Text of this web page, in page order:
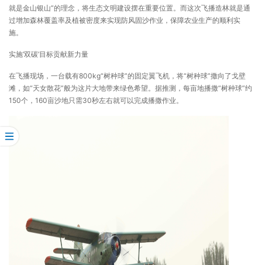
就是金山银山”的理念，将生态文明建设摆在重要位置。而这次飞播造林就是通
过增加森林覆盖率及植被密度来实现防风固沙作业，保障农业生产的顺利实
施。
实施‘双碳’目标贡献新力量
在飞播现场，一台载有800kg“树种球”的固定翼飞机，将“树种球”撒向了戈壁
滩，如“天女散花”般为这片大地带来绿色希望。据推测，每亩地播撒“树种球”约
150个，160亩沙地只需30秒左右就可以完成播撒作业。